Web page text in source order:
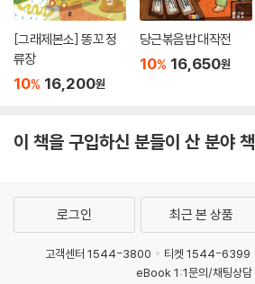
[그래제본소] 똥꼬 정
류장
10% 16,200원
당근볶음밥 대작전
10% 16,650원
이 책을 구입하신 분들이 산 분야 책
로그인 최근 본 상품
고객센터 1544-3800 티켓 1544-6399
eBook 1:1문의/채팅상담